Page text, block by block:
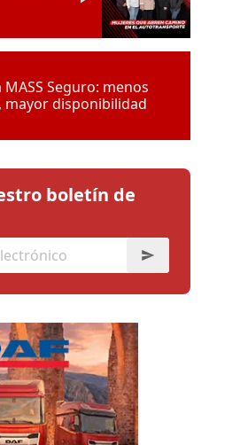
MASS Seguro: menos
mayor disponibilidad
boletín de